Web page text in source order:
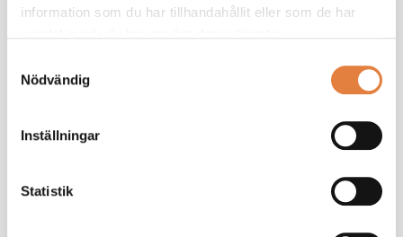
information som du har tillhandahållit eller som de har
Nödvändig
Inställningar
Statistik
RAPPORTER
Säkra kompetensförsörjning inom industrin.pdf
TMF-rapport: Sju förslag som löser